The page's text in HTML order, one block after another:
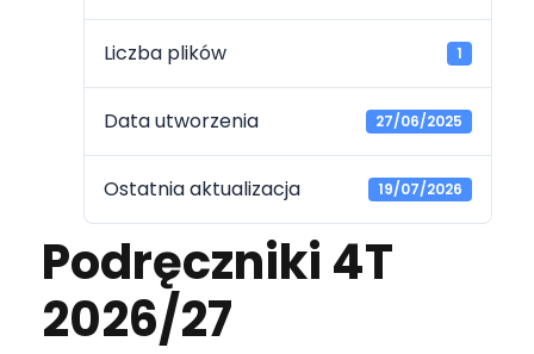
Liczba plików 1
Data utworzenia 27/06/2025
Ostatnia aktualizacja 19/07/2026
Podręczniki 4T
2026/27